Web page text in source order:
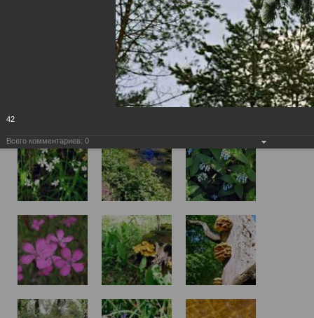
42
Всего комментариев: 0